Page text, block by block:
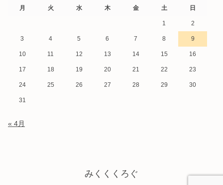
月 火 水 木 金 土 日
1 2
3 4 5 6 7 8 9
10 11 12 13 14 15 16
17 18 19 20 21 22 23
24 25 26 27 28 29 30
31
« 4月
みくくくろぐ